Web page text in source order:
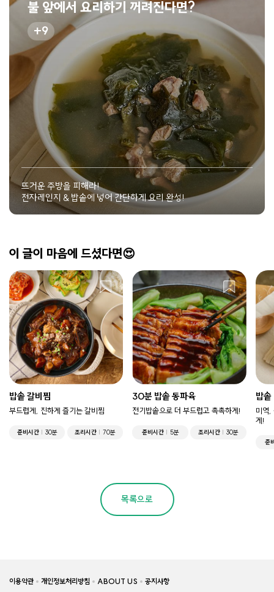
불 앞에서 요리하기 꺼려진다면?
9
뜨거운 주방을 피해라!
전자레인지 & 밥솥에 넣어 간단하게 요리 완성!
이 글이 마음에 드셨다면😍
밥솥 갈비찜
부드럽게, 진하게 즐기는 갈비찜
준비시간 30분 조리시간 70분
30분 밥솥 동파육
전기밥솥으로 더 부드럽고 촉촉하게!
준비시간 5분 조리시간 30분
밥솥
미역,
게!
준
목록으로
이용약관 개인정보처리방침 ABOUT US 공지사항